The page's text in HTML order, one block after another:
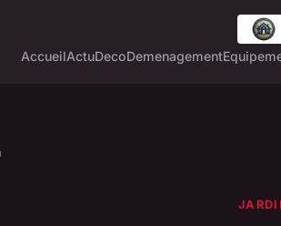
AccueilActuDecoDemenagement